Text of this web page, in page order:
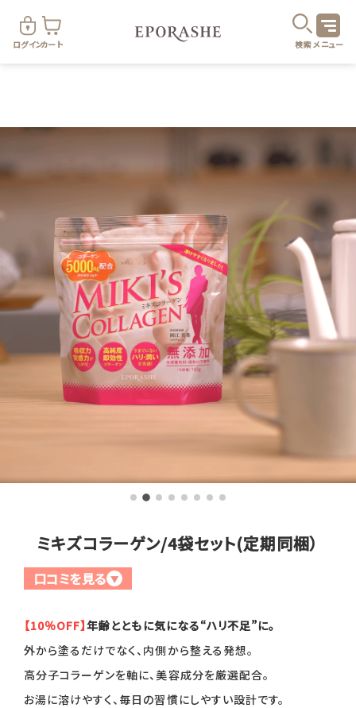
ログインカート 検索メニュー
カテゴ
お得なセット・キャンペーン
スキンケア
メイクアップ
美容アイテム・その他
お悩
乾燥
毛穴
たるみ・むくみ
しわ・小じわ
全商品一覧
お支払方法
送料・配送について
ミキズコラーゲン/4袋セット(定期同梱）
口コミを見る ▼
【10％OFF】年齢とともに気になる“ハリ不足”に。
外から塗るだけでなく、内側から整える発想。
高分子コラーゲンを軸に、美容成分を厳選配合。
お湯に溶けやすく、毎日の習慣にしやすい設計です。